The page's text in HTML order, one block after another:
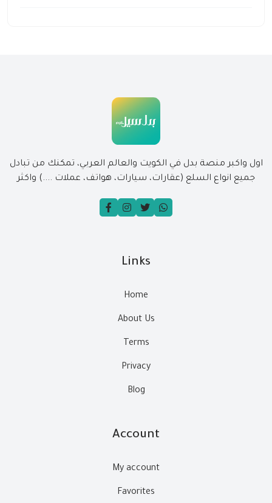
اول واكبر منصة بدل في الكويت والعالم العربي، تمكنك من تبادل
جميع انواع السلع (عقارات، سيارات، هواتف، عملات ....) واكثر
Links
Home
About Us
Terms
Privacy
Blog
Account
My account
Favorites